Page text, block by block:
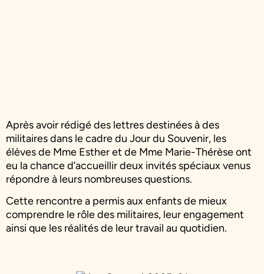
Après avoir rédigé des lettres destinées à des
militaires dans le cadre du Jour du Souvenir, les
élèves de Mme Esther et de Mme Marie-Thérèse ont
eu la chance d’accueillir deux invités spéciaux venus
répondre à leurs nombreuses questions.
Cette rencontre a permis aux enfants de mieux
comprendre le rôle des militaires, leur engagement
ainsi que les réalités de leur travail au quotidien.